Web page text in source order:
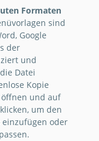
für Ihr
Formaten
sind
Google
der
und
Datei
Kopie
und auf
um den
einzufügen oder